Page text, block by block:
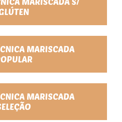
MARISCADA
MARISCADA